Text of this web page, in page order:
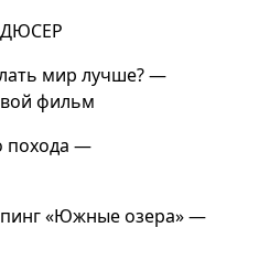
мир лучше?—
фильм
похода —
«Южные озера»—